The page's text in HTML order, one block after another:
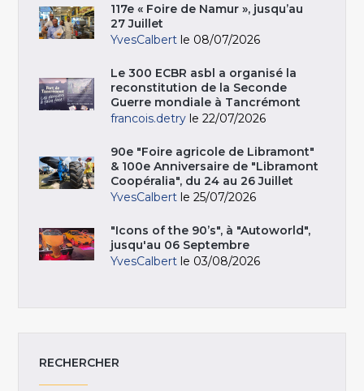
117e « Foire de Namur », jusqu’au
27 Juillet
YvesCalbert le 08/07/2026
Le 300 ECBR asbl a organisé la
reconstitution de la Seconde
Guerre mondiale à Tancrémont
francois.detry le 22/07/2026
90e "Foire agricole de Libramont"
& 100e Anniversaire de "Libramont
Coopéralia", du 24 au 26 Juillet
YvesCalbert le 25/07/2026
"Icons of the 90’s", à "Autoworld",
jusqu'au 06 Septembre
YvesCalbert le 03/08/2026
RECHERCHER